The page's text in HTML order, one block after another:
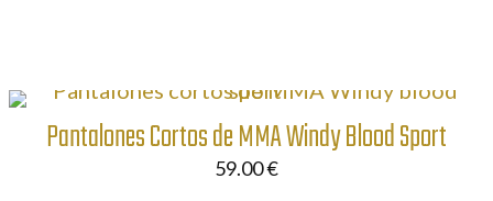
Pantalones Cortos de MMA Windy Blood Sport
59.00€